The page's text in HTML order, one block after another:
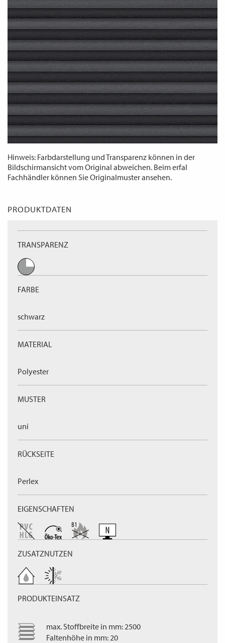
WECHSELN
DE
Hinweis: Farbdarstellung und Transparenz können in der
Bildschirmansicht vom Original abweichen. Beim erfal
Fachhändler können Sie Originalmuster ansehen.
PRODUKTDATEN
TRANSPARENZ
FARBE
schwarz
MATERIAL
Polyester
MUSTER
uni
RÜCKSEITE
Perlex
EIGENSCHAFTEN
ZUSATZNUTZEN
PRODUKTEINSATZ
max. Stoffbreite in mm: 2500
Faltenhöhe in mm: 20